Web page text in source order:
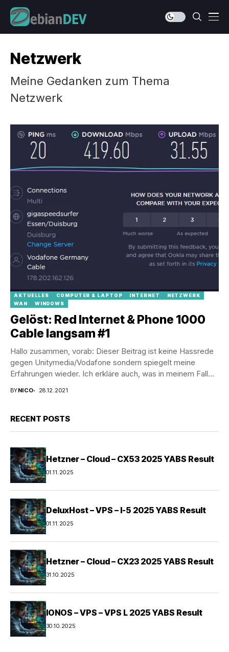
Netzwerk
Meine Gedanken zum Thema
Netzwerk
AKTUELLES COMPUTER & LAPTOP INTERNET
NETZWERK
WAN
WINDOWS
Gelöst: Red Internet & Phone 1000
Cable langsam #1
Hallo zusammen, vorab: Dieser Beitrag ist keine Hassrede
gegen Unitymedia/Vodafone sondern spiegelt meine
Erfahrungen wieder. Ich erkläre auch, was in meinem Fall
BYNICO 28.12.2021
RECENT POSTS
Hetzner – Cloud – CX53 2025 YABS Result
01.11.2025
DeluxHost – VPS – I-5 2025 YABS Result
01.11.2025
Hetzner – Cloud – CX23 2025 YABS Result
31.10.2025
IONOS – VPS – VPS L 2025 YABS Result
30.10.2025